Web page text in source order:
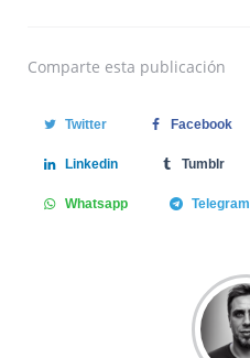
Comparte esta publicación
Twitter Facebook
Linkedin Tumblr
Whatsapp Telegram